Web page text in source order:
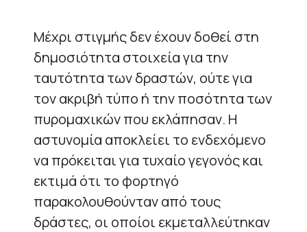
Μέχρι στιγμής δεν έχουν δοθεί στη
δημοσιότητα στοιχεία για την
ταυτότητα των δραστών, ούτε για
τον ακριβή τύπο ή την ποσότητα των
πυρομαχικών που εκλάπησαν. Η
αστυνομία αποκλείει το ενδεχόμενο
να πρόκειται για τυχαίο γεγονός και
εκτιμά ότι το φορτηγό
παρακολουθούνταν από τους
δράστες, οι οποίοι εκμεταλλεύτηκαν